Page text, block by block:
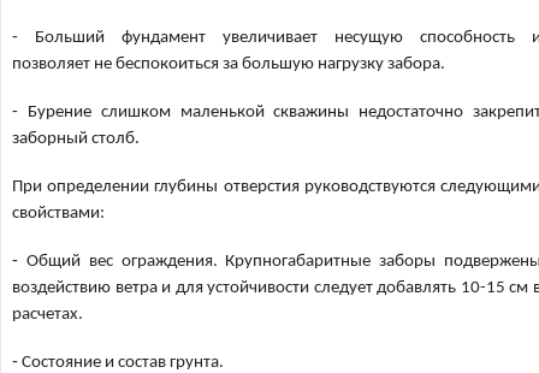
⁃ Больший фундамент увеличивает несущую способность
позволяет не беспокоиться за большую нагрузку забора.
⁃ Бурение слишком маленькой скважины недостаточно
заборный столб.
При определении глубины отверстия руководствуются
свойствами:
⁃ Общий вес ограждения. Крупногабаритные заборы
воздействию ветра и для устойчивости следует добавлять 10-15 см
расчетах.
⁃ Состояние и состав грунта.